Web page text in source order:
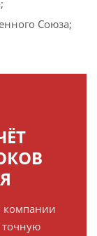
Союза;
компании
точную